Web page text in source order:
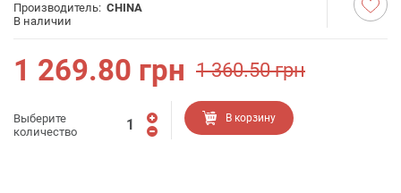
Производитель: CHINA
В наличии
1 269.80 грн 1 360.50грн
Выберите
количество
В корзину